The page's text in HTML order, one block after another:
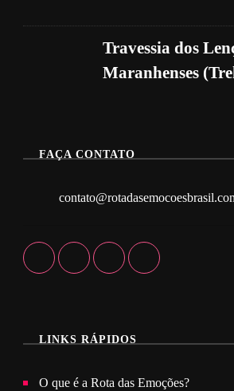
Travessia dos
Maranhenses
FAÇA CONTATO
LINKS RÁPIDOS
O que é a Rota das Emoções?